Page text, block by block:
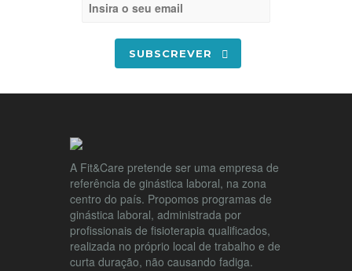
SUBSCREVER
A Fit&Care pretende ser uma empresa de
referência de ginástica laboral, na zona
centro do país. Propomos programas de
ginástica laboral, administrada por
profissionais de fisioterapia qualificados,
realizada no próprio local de trabalho e de
curta duração, não causando fadiga.